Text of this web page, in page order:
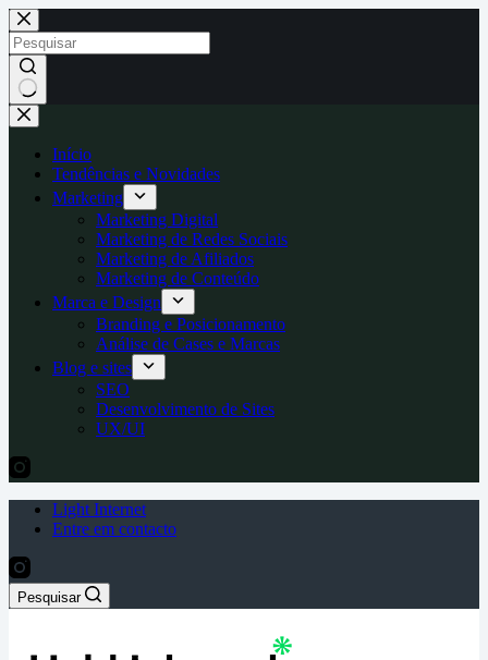
Pular
para
o
conteúdo
Sem
resultados
Início
Tendências e Novidades
Marketing
Marketing Digital
Marketing de Redes Sociais
Marketing de Afiliados
Marketing de Conteúdo
Marca e Design
Branding e Posicionamento
Análise de Cases e Marcas
Blog e sites
SEO
Desenvolvimento de Sites
UX/UI
Light Internet
Entre em contacto
Pesquisar